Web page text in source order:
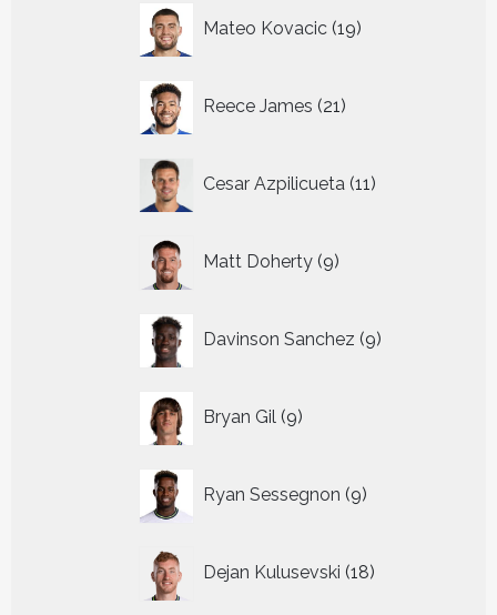
Mateo Kovacic 19
producten
Reece James 21
producten
Cesar Azpilicueta 11
producten
Matt Doherty 9
producten
Davinson Sanchez 9
producten
Bryan Gil 9
producten
Ryan Sessegnon 9
producten
Dejan Kulusevski 18
producten